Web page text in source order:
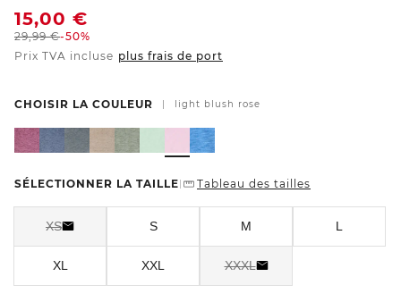
15,00 €
29,99€-50%
Prix TVA incluse plus frais de port
CHOISIR LA COULEUR light blush rose
SÉLECTIONNER LA TAILLE Tableau des tailles
XS S M L
XL XXL XXXL